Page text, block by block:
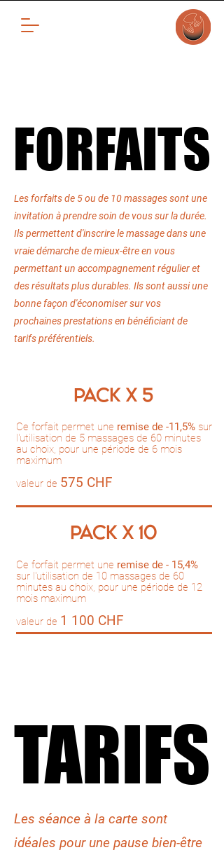
FORFAITS
FORFAITS
Les forfaits de 5 ou de 10 massages sont une
invitation à prendre soin de vous sur la durée.
Ils permettent d'inscrire le massage dans une
vraie démarche de mieux-être en vous
permettant un accompagnement régulier et
des résultats plus durables. Ils sont aussi une
bonne façon d'économiser sur vos
prochaines prestations en bénéficiant de
tarifs préférentiels.
pack x 5
Ce forfait permet une remise de -11,5%sur
l'utilisation de 5 massages de 60 minutes
au choix, pour une période de 6 mois
maximum
valeur de 575 CHF
pack x 10
Ce forfait permet une remise de - 15,4%
sur l'utilisation de 10 massages de 60
minutes au choix, pour une période de 12
mois maximum
valeur de 1 100 CHF
TARIFS
TARIFS
Les séance à la carte sont
idéales pour une pause bien-être